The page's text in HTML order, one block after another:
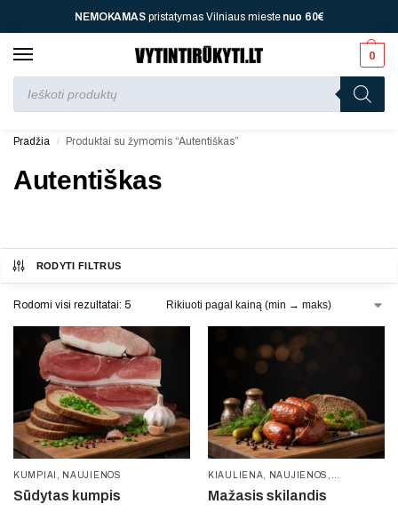
NEMOKAMASpristatymas Vilniaus miestenuo 60€
0
Perkant nuo70 € jūsų laukia viena dovana, nuo dvi, nuo
150 €
Pradžia / Produktai su žymomis “Autentiškas”
Autentiškas
RODYTI FILTRUS
Rodomi visi rezultatai: 5
KUMPIAI , NAUJIENOS
Sūdytas kumpis
KIAULIENA, NAUJIENOS , SKILANDŽIAI
Mažasis skilandis